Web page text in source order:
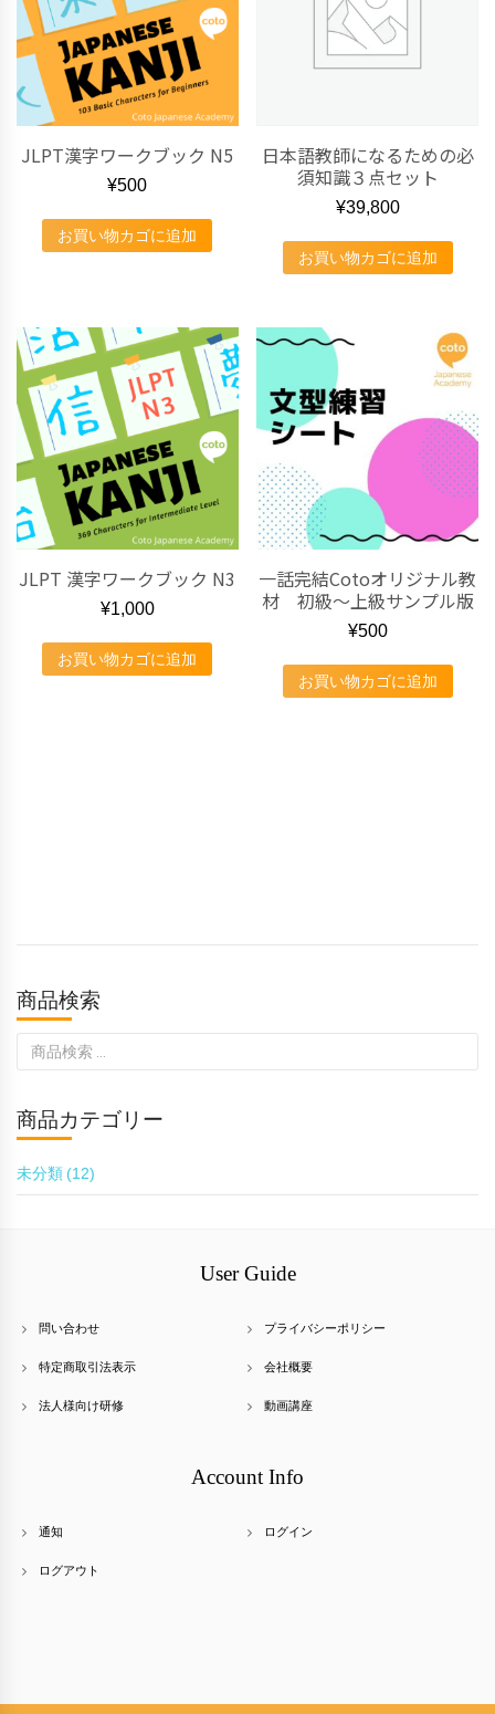
JLPT漢字ワークブック N5
¥500
お買い物カゴに追加
日本語教師になるための必
須知識３点セット
¥39,800
お買い物カゴに追加
JLPT 漢字ワークブック N3
¥1,000
お買い物カゴに追加
一話完結Cotoオリジナル教
材 初級〜上級サンプル版
¥500
お買い物カゴに追加
商品検索
対
象:
商品カテゴリー
未分類 (12)
User Guide
問い合わせ プライバシーポリシー
特定商取引法表示 会社概要
法人様向け研修 動画講座
Account Info
通知 ログイン
ログアウト